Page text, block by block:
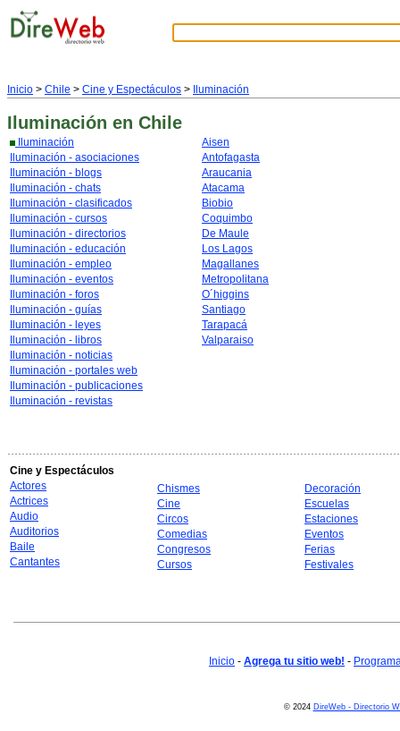
Inicio > Chile > Cine y Espectáculos > Iluminación
Iluminación en Chile
Iluminación
Iluminación - asociaciones
Iluminación - blogs
Iluminación - chats
Iluminación - clasificados
Iluminación - cursos
Iluminación - directorios
Iluminación - educación
Iluminación - empleo
Iluminación - eventos
Iluminación - foros
Iluminación - guías
Iluminación - leyes
Iluminación - libros
Iluminación - noticias
Iluminación - portales web
Iluminación - publicaciones
Iluminación - revistas
Aisen
Antofagasta
Araucania
Atacama
Biobio
Coquimbo
De Maule
Los Lagos
Magallanes
Metropolitana
O´higgins
Santiago
Tarapacá
Valparaiso
Cine y Espectáculos
Actores
Actrices
Audio
Auditorios
Baile
Cantantes
Chismes
Cine
Circos
Comedias
Congresos
Cursos
Decoración
Escuelas
Estaciones
Eventos
Ferias
Festivales
Inicio - Agrega tu sitio web! -
© 2024 DireWeb - Directorio